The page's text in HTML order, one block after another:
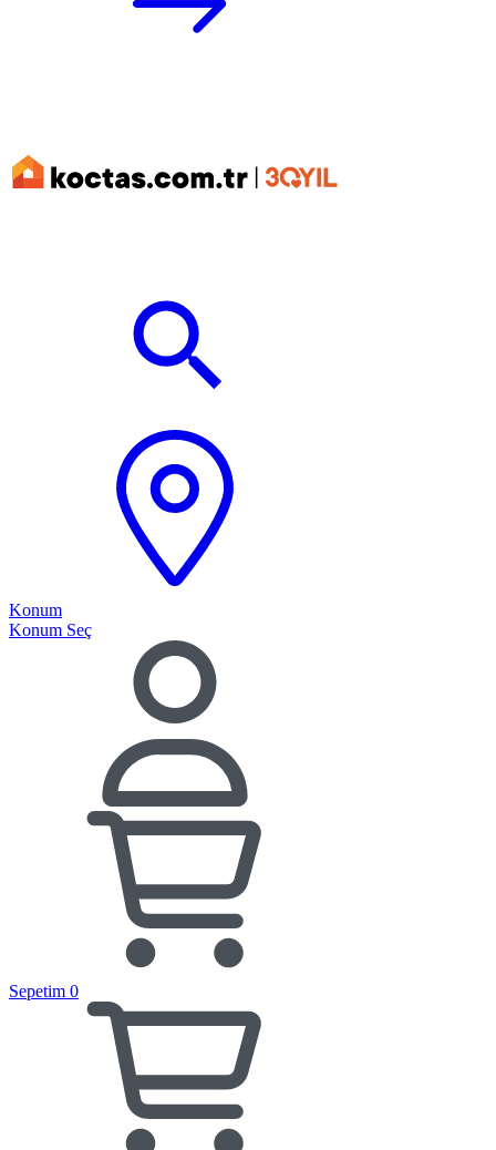
Konum
Konum Seç
Sepetim 0